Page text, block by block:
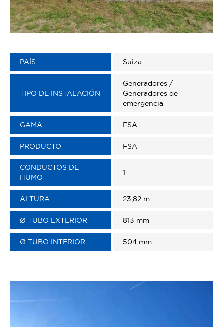
PAÍS Suiza
TIPO DE INSTALACIÓN
Generadores /
Generadores de
emergencia
GAMA FSA
PRODUCTO FSA
CONDUCTOS DE
HUMO
1
ALTURA 23,82 m
Ø TUBO EXTERIOR 813 mm
Ø TUBO INTERIOR 504 mm